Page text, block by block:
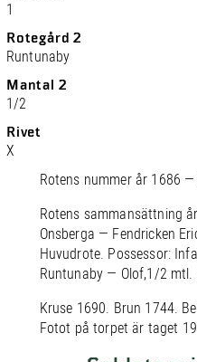
1
Rotegård 2
Runtunaby
Mantal 2
1/2
Rivet
X
Rotens nummer år 1686
Rotens sammansättning
Onsberga — Fendricken
Huvudrote. Possessor:
Runtunaby — Olof,1/2 mtl.
Kruse 1690. Brun 1744.
Fotot på torpet är taget